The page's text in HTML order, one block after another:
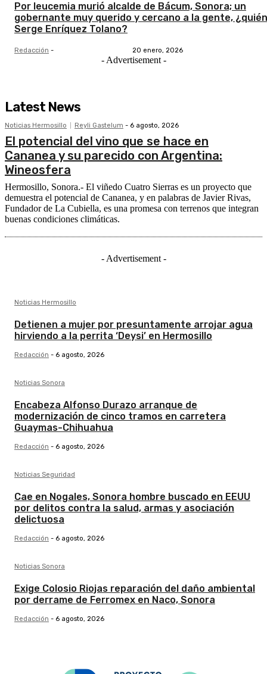
Por leucemia murió alcalde de Bácum, Sonora; un
gobernante muy querido y cercano a la gente,
Serge Enríquez Tolano?
Redacción - 20 enero, 2026
- Advertisement -
Latest News
Noticias Hermosillo Reyli Gastelum - 6 agosto, 2026
El potencial del vino que se hace en
Cananea y su parecido con Argentina:
Wineosfera
Hermosillo, Sonora.- El viñedo Cuatro Sierras es un proyecto que
demuestra el potencial de Cananea, y en palabras de Javier Rivas,
Fundador de La Cubiella, es una promesa con terrenos que integran
buenas condiciones climáticas.
- Advertisement -
Noticias Hermosillo
Detienen a mujer por presuntamente arrojar agua
hirviendo a la perrita ‘Deysi’ en Hermosillo
Redacción - 6 agosto, 2026
Noticias Sonora
Encabeza Alfonso Durazo arranque de
modernización de cinco tramos en carretera
Guaymas-Chihuahua
Redacción - 6 agosto, 2026
Noticias Seguridad
Cae en Nogales, Sonora hombre buscado en EEUU
por delitos contra la salud, armas y asociación
delictuosa
Redacción - 6 agosto, 2026
Noticias Sonora
Exige Colosio Riojas reparación del daño ambiental
por derrame de Ferromex en Naco, Sonora
Redacción - 6 agosto, 2026